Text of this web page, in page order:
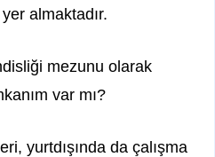
almaktadır.
mezunu olarak
var mı?
yurtdışında da çalışma